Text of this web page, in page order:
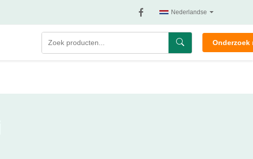
Nederlandse
Onderzoek